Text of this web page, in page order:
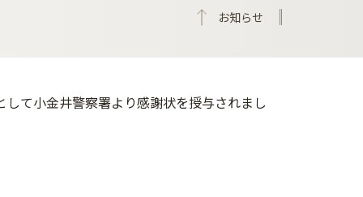
お知らせ
て小金井警察署より感謝状を授与されまし